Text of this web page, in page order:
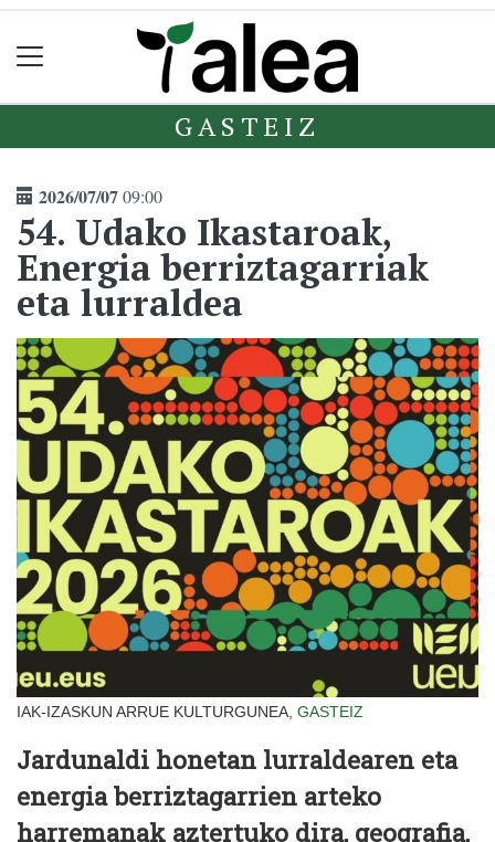
GASTEIZ
2026/07/0709:00
54. Udako Ikastaroak,
Energia berriztagarriak
eta lurraldea
IAK-IZASKUN ARRUE KULTURGUNEA, GASTEIZ
Jardunaldi honetan lurraldearen eta
energia berriztagarrien arteko
harremanak aztertuko dira, geografia,